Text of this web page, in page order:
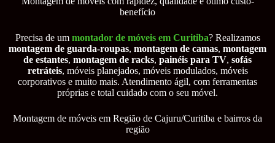
benefício
Precisa de um montador de móveis em Curitiba? Realizamos
montagem de guarda-roupas, montagem de camas, montagem
de estantes, montagem de racks, painéis para TV, sofás
retráteis, móveis planejados, móveis modulados, móveis
corporativos e muito mais. Atendimento ágil, com ferramentas
próprias e total cuidado com o seu móvel.
Montagem de móveis em Região de Cajuru/Curitiba e bairros da
região